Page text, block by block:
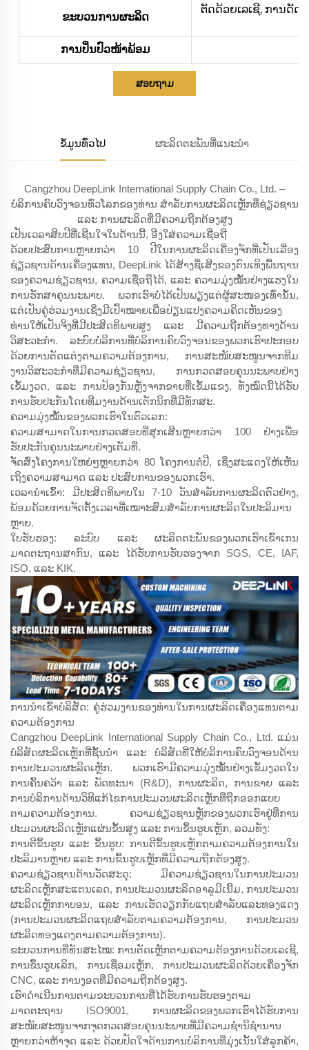
ຂະບວນການຜະລິດ
ຕັດດ້ວຍເລເຊີ, ການດັດ,
ການປິ່ນປົວໜ້າພ້ອມ
ສອບຖາມ
ຂໍ້ມູນທົ່ວໄປ ຜະລິດຕະພັນທີ່ແນະນຳ
Cangzhou DeepLink International Supply Chain Co., Ltd. –
ບໍລິການຄົບວົງຈອນທົ່ວໂລກຂອງທ່ານ ສຳລັບການຜະລິດເຫຼັກທີ່ຊ່ຽວຊານ
ແລະ ການຜະລິດທີ່ມີຄວາມຖືກຕ້ອງສູງ
ເປັນເວລາສິບປີທີ່ເຊີນໃຈໃນດ້ານນີ້, ອີງໃສ່ຄວາມເຊື່ອຖື
ດ້ວຍປະສົບການຫຼາຍກວ່າ 10 ປີໃນການຜະລິດເຄື່ອງຈັກທີ່ເປັນເລື່ອງ
ຊ່ຽວຊານດ້ານເຄື່ອງແທນ, DeepLink ໄດ້ສ້າງຊື່ເສີງຂອງຕົນເທິງພື້ນຖານ
ຂອງຄວາມຊ່ຽວຊານ, ຄວາມເຊື່ອຖືໄດ້, ແລະ ຄວາມມຸ່ງໝັ້ນຢ່າງແຮງໃນ
ການຮັກສາຄຸນນະພາບ. ພວກເຮົາບໍ່ໄດ້ເປັນພຽງແຕ່ຜູ້ສະໜອງເທົ່ານັ້ນ,
ແຕ່ເປັນຄູ່ຮ່ວມງານເຊິ່ງມີເປົ້າໝາຍເພື່ອປ່ຽນແປງຄວາມຄິດເຫັນຂອງ
ທ່ານໃຫ້ເປັນຈິງທີ່ມີປະສິດທິພາບສູງ ແລະ ມີຄວາມຖືກຕ້ອງທາງດ້ານ
ວິສະວະກຳ. ລະບົບບໍລິການທີ່ບໍລິການຄົບວົງຈອນຂອງພວກເຮົາປະກອບ
ດ້ວຍການຕັດແຕ່ງຕາມຄວາມຕ້ອງການ, ການສະໜັບສະໜູນຈາກທີມ
ງານວິສະວະກຳທີ່ມີຄວາມຊ່ຽວຊານ, ການກວດສອບຄຸນນະພາບຢ່າງ
ເຂັ້ມງວດ, ແລະ ການປ້ອງກັນຫຼັງຈາກຂາຍທີ່ເຂັ້ມແຂງ, ທັງໝົດນີ້ໄດ້ຮັບ
ການຮັບປະກັນໂດຍທີມງານດ້ານເຕັກນິກທີ່ມີທັກສະ.
ຄວາມມຸ່ງໝັ້ນຂອງພວກເຮົາໃນຕົວເລກ:
ຄວາມສາມາດໃນການກວດສອບທີ່ສຸກເສີນຫຼາຍກວ່າ 100 ຢ່າງເພື່ອ
ຮັບປະກັນຄຸນນະພາບຢ່າງເຕັມທີ່.
ຈັດສົ່ງໂຄງການໃຫຍ່ໆຫຼາຍກວ່າ 80 ໂຄງການຕໍ່ປີ, ເຊິ່ງສະແດງໃຫ້ເຫັນ
ເຖິງຄວາມສາມາດ ແລະ ປະສົບການຂອງພວກເຮົາ.
ເວລານຳເຂົ້າ: ມີປະສິດທິພາບໃນ 7-10 ວັນສຳລັບການຜະລິດຕົວຢ່າງ,
ພ້ອມດ້ວຍການຈັດຕັ້ງເວລາທີ່ເໝາະສົມສຳລັບການຜະລິດໃນປະລິມານ
ຫຼາຍ.
ໃບຮັບຮອງ: ລະບົບ ແລະ ຜະລິດຕະພັນຂອງພວກເຮົາເຂົ້າເກນ
ມາດຕະຖານສາກົນ, ແລະ ໄດ້ຮັບການຮັບຮອງຈາກ SGS, CE, IAF,
ISO, ແລະ KIK.
ການນຳເຂົ້າບໍລິສັດ: ຄູ່ຮ່ວມງານຂອງທ່ານໃນການຜະລິດເຄື່ອງແທນຕາມ
ຄວາມຕ້ອງການ
Cangzhou DeepLink International Supply Chain Co., Ltd. ແມ່ນ
ບໍລິສັດຜະລິດເຫຼັກທີ່ຊັ້ນນຳ ແລະ ບໍລິສັດທີ່ໃຫ້ບໍລິການຄົບວົງຈອນດ້ານ
ການປະມວນຜະລິດເຫຼັກ. ພວກເຮົາມີຄວາມມຸ່ງໝັ້ນຢ່າງເຂັ້ມງວດໃນ
ການຄົ້ນຄວ້າ ແລະ ພັດທະນາ (R&D), ການຜະລິດ, ການຂາຍ ແລະ
ການບໍລິການດ້ານວິທີແກ້ໄຂການປະມວນຜະລິດເຫຼັກທີ່ຖືກອອກແບບ
ຕາມຄວາມຕ້ອງການ. ຄວາມຊ່ຽວຊານຫຼັກຂອງພວກເຮົາຢູ່ທີ່ການ
ປະມວນຜະລິດເຫຼັກແຜ່ນຂັ້ນສູງ ແລະ ການຂຶ້ນຮູບເຫຼັກ, ລວມທັງ:
ການຕີຂຶ້ນຮູບ ແລະ ຂຶ້ນຮູບ: ການຕີຂຶ້ນຮູບເຫຼັກຕາມຄວາມຕ້ອງການໃນ
ປະລິມານຫຼາຍ ແລະ ການຂຶ້ນຮູບເຫຼັກທີ່ມີຄວາມຖືກຕ້ອງສູງ.
ຄວາມຊ່ຽວຊານດ້ານວັດສະດຸ: ມີຄວາມຊ່ຽວຊານໃນການປະມວນ
ຜະລິດເຫຼັກສະແຕນເລດ, ການປະມວນຜະລິດອາລູມີເນີ້ມ, ການປະມວນ
ຜະລິດເຫຼັກກາບອນ, ແລະ ການເຮັດວຽກກັບແຖບສຳລັບແລະທອງແດງ
(ການປະມວນຜະລິດແຖບສຳລັບຕາມຄວາມຕ້ອງການ, ການປະມວນ
ຜະລິດທອງແດງຕາມຄວາມຕ້ອງການ).
ຂະບວນການທີ່ທັນສະໄໝ: ການຕັດເຫຼັກຕາມຄວາມຕ້ອງການດ້ວຍເລເຊີ,
ການຂຶ້ນຮູບເລິກ, ການເຊື່ອມເຫຼັກ, ການປະມວນຜະລິດດ້ວຍເຄື່ອງຈັກ
CNC, ແລະ ການງອດທີ່ມີຄວາມຖືກຕ້ອງສູງ.
ເຮົາດຳເນີນການຕາມຂະບວນການທີ່ໄດ້ຮັບການຮັບຮອງຕາມ
ມາດຕະຖານ ISO9001, ການຜະລິດຂອງພວກເຮົາໄດ້ຮັບການ
ສະໜັບສະໜູນຈາກຈຸດກວດສອບຄຸນນະພາບທີ່ມີຄວາມຊຳນິຊຳນານ
ຫຼາຍກວ່າຫ້າຈຸດ ແລະ ດ້ວຍປັດໃຈດ້ານການບໍລິການທີ່ມຸ່ງເນັ້ນໃສ່ລູກຄ້າ,